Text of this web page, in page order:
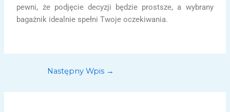
pewni, że podjęcie decyzji będzie prostsze, a wybrany
bagażnik idealnie spełni Twoje oczekiwania.
Następny Wpis →